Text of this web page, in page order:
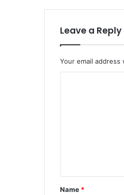
Leave a Reply
Your email
*
Name *